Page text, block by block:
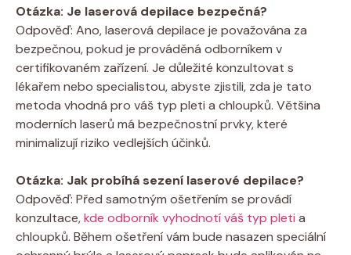
Otázka: Je laserová depilace bezpečná?
Odpověď: Ano, laserová depilace je považována za
bezpečnou, pokud je prováděná odborníkem v
certifikovaném zařízení. Je důležité konzultovat s
lékařem nebo specialistou, abyste zjistili, zda je tato
metoda vhodná pro váš typ pleti a chloupků. Většina
moderních laserů má bezpečnostní prvky, které
minimalizují riziko vedlejších účinků.
Otázka: Jak probíhá sezení laserové depilace?
Odpověď: Před samotným ošetřením se provádí
konzultace,kde odborník vyhodnotí váš typ pleti a
chloupků. Během ošetření vám bude nasazen speciální